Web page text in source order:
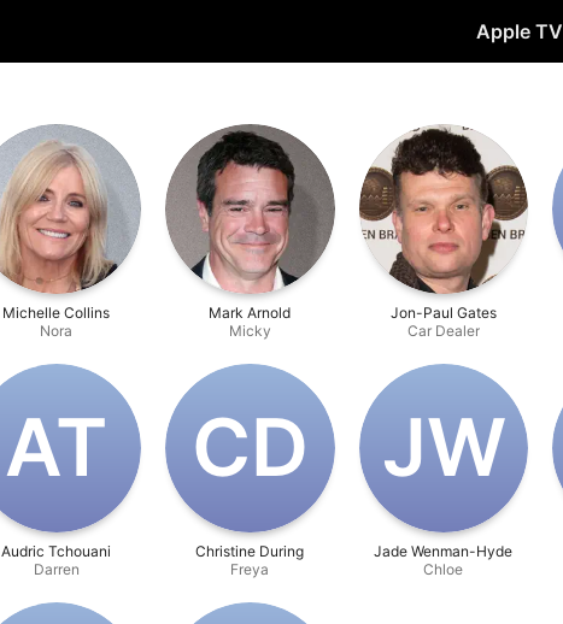
Apple TV
Michelle Collins
Nora
Mark Arnold
Micky
Jon-Paul Gates
Car Dealer
A‌T
Audric Tchouani
Darren
C‌D
Christine During
Freya
J‌W
Jade Wenman-Hyde
Chloe